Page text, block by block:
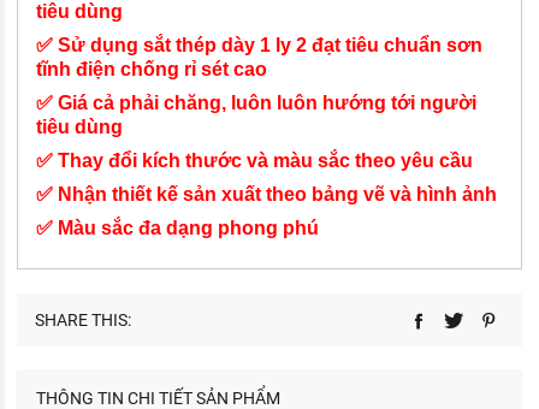
tiêu dùng
✅ Sử dụng sắt thép dày 1 ly 2 đạt tiêu chuẩn sơn
tĩnh điện chống rỉ sét cao
✅ Giá cả phải chăng, luôn luôn hướng tới người
tiêu dùng
✅ Thay đổi kích thước và màu sắc theo yêu cầu
✅ Nhận thiết kế sản xuất theo bảng vẽ và hình ảnh
✅ Màu sắc đa dạng phong phú
SHARE THIS:
THÔNG TIN CHI TIẾT SẢN PHẨM